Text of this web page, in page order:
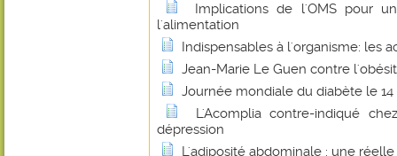
Implications de l'OMS pour
l'alimentation
Indispensables à l'organisme: les
Jean-Marie Le Guen contre
Journée mondiale du diabète le
L'Acomplia contre-indiqué
dépression
L'adiposité abdominale : une